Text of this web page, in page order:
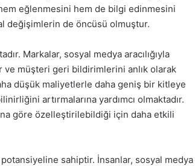
eğlenmesini hem de bilgi edinmesini
değişimlerin de öncüsü olmuştur.
Markalar, sosyal medya aracılığıyla
müşteri geri bildirimlerini anlık olarak
düşük maliyetlerle daha geniş bir kitleye
artırmalarına yardımcı olmaktadır.
göre özelleştirilebildiği için daha etkili
sahiptir. İnsanlar, sosyal medya